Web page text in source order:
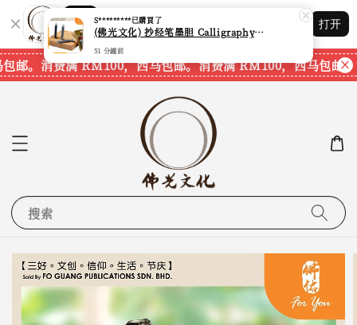
Shopping: 追踪您的订单
您信赖的商店
打开
邮。 消费满 RM100，西马包邮。消费满 RM100，西马包邮。
搜索
S*********已購買了
(佛光文化) 抄经笔墨胆 Calligraphy Writing Pen Refill Pack CPS40 现货速发
51 分鐘前